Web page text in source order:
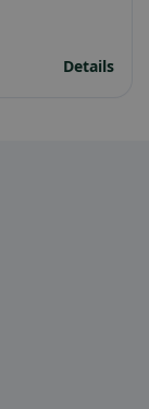
Details